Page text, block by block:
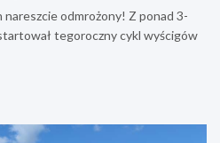
odmrożony! Z ponad 3-
tegoroczny cykl wyścigów